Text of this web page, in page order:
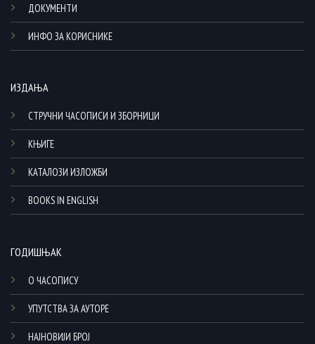
ДОКУМЕНТИ
ИНФО ЗА КОРИСНИКЕ
ИЗДАЊА
СТРУЧНИ ЧАСОПИСИ И ЗБОРНИЦИ
КЊИГЕ
КАТАЛОЗИ ИЗЛОЖБИ
BOOKS IN ENGLISH
ГОДИШЊАК
О ЧАСОПИСУ
УПУТСТВА ЗА АУТОРЕ
НАЈНОВИЈИ БРОЈ